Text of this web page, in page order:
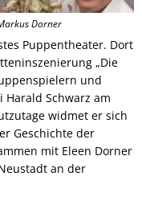
Dorner
Puppentheater. Dort
„Die
und
Schwarz am
widmet er sich
Geschichte der
mit Eleen Dorner
an der